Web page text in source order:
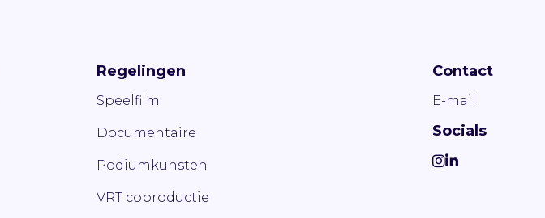
Regelingen
Speelfilm
Documentaire
Podiumkunsten
VRT coproductie
Contact
E-mail
Socials